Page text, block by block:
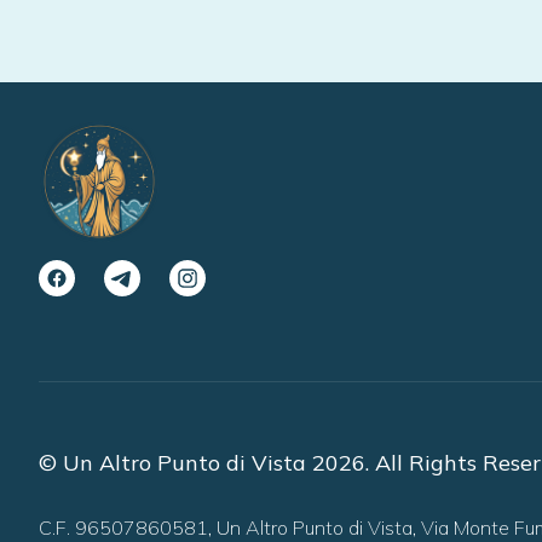
© Un Altro Punto di Vista 2026. All Rights
C.F. 96507860581, Un Altro Punto di Vista, Via Monte